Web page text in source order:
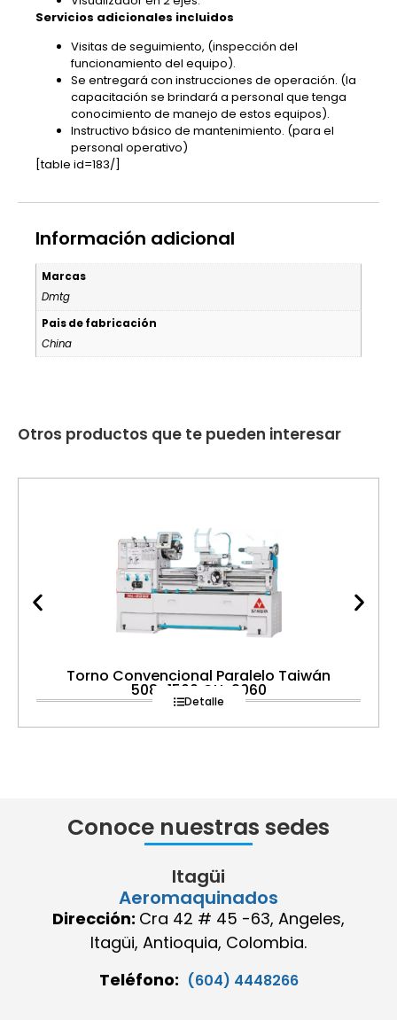
Servicios adicionales incluidos
Visitas de seguimiento, (inspección del
funcionamiento del equipo).
Se entregará con instrucciones de operación. (la
capacitación se brindará a personal que tenga
conocimiento de manejo de estos equipos).
Instructivo básico de mantenimiento. (para el
personal operativo)
[table id=183/]
Información adicional
Marcas
Dmtg
Pais de fabricación
China
Otros productos que te pueden interesar
Torno Convencional Paralelo Taiwán
508×1500 CH-2060
Detalle
Conoce nuestras sedes
Itagüi
Aeromaquinados
Dirección: Cra 42 # 45 -63, Angeles,
Itagüi, Antioquia, Colombia.
Teléfono: (604) 4448266